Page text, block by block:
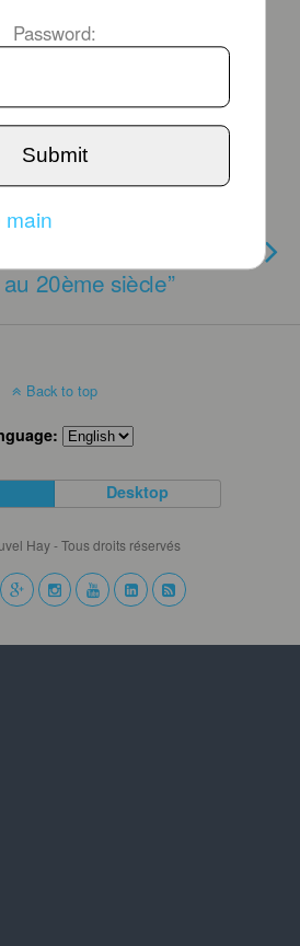
2015
conférence
au 20ème siècle”
Back to top
Desktop
Hay - Tous droits réservés
Password:
Submit
main